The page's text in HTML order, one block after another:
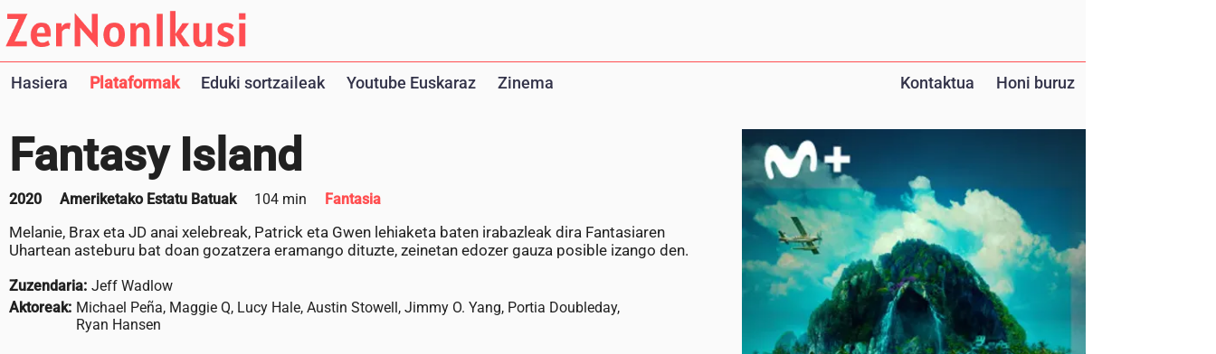
Hasiera Plataformak Eduki sortzaileak Youtube Euskaraz Zinema Kontaktua Honi buruz
Fantasy Island
2020 Ameriketako Estatu Batuak 104 min Fantasia
Melanie, Brax eta JD anai xelebreak, Patrick eta Gwen lehiaketa baten irabazleak dira Fantasiaren
Uhartean asteburu bat doan gozatzera eramango dituzte, zeinetan edozer gauza posible izango den.
Zuzendaria: Jeff Wadlow
Aktoreak: Michael Peña, Maggie Q, Lucy Hale, Austin Stowell, Jimmy O. Yang, Portia Doubleday,
Ryan Hansen